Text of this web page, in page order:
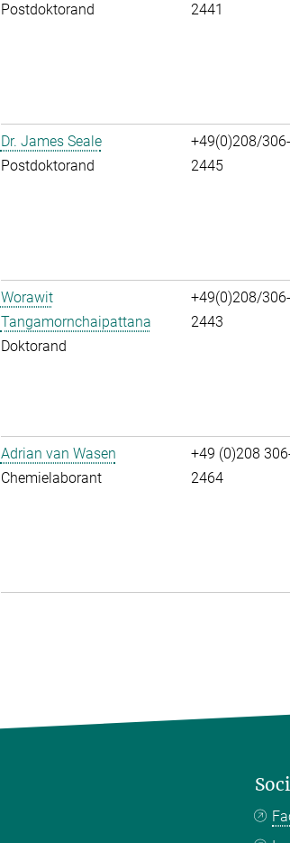
Postdoktorand
2441
Dr. James Seale
Postdoktorand
+49(0)208/306-
2445
Worawit
Tangamornchaipattana
Doktorand
+49(0)208/306-
2443
Adrian van Wasen
Chemielaborant
+49 (0)208
2464